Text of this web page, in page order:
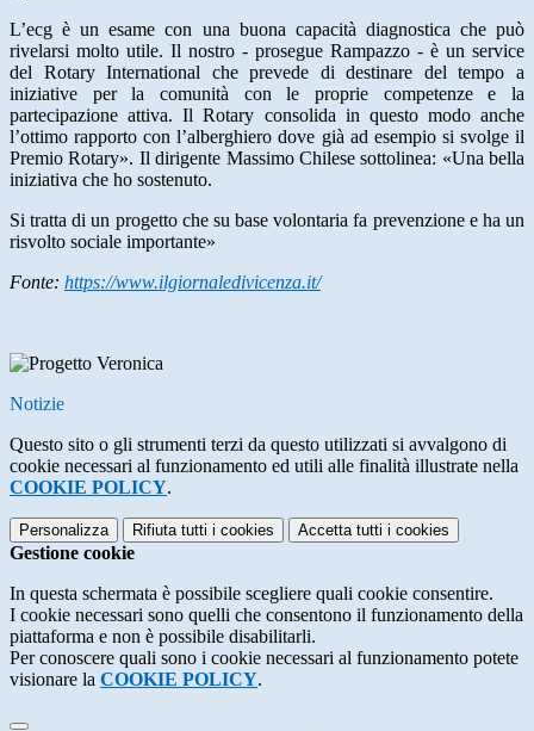
L’ecg è un esame con una buona capacità diagnostica che può
rivelarsi molto utile. Il nostro - prosegue Rampazzo - è un service
del Rotary International che prevede di destinare del tempo a
iniziative per la comunità con le proprie competenze e la
partecipazione attiva. Il Rotary consolida in questo modo anche
l’ottimo rapporto con l’alberghiero dove già ad esempio si svolge il
Premio Rotary». Il dirigente Massimo Chilese sottolinea: «Una bella
iniziativa che ho sostenuto.
Si tratta di un progetto che su base volontaria fa prevenzione e ha un
risvolto sociale importante»
Fonte: https://www.ilgiornaledivicenza.it/
Notizie
Questo sito o gli strumenti terzi da questo utilizzati si avvalgono di
cookie necessari al funzionamento ed utili alle finalità illustrate nella
COOKIE POLICY.
Personalizza Rifiuta tutti i cookies Accetta tutti i cookies
Gestione cookie
In questa schermata è possibile scegliere quali cookie consentire.
I cookie necessari sono quelli che consentono il funzionamento della
piattaforma e non è possibile disabilitarli.
Per conoscere quali sono i cookie necessari al funzionamento potete
visionare la COOKIE POLICY.